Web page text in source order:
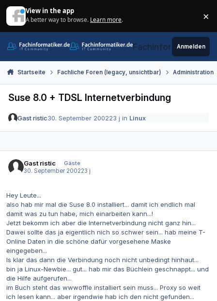
View in the app
A better way to browse. Learn more. ×
Fachinformatiker.de
Anmelden
Startseite Fachliche Foren (legacy, unsichtbar) Administration
Suse 8.0 + TDSL Internetverbindung
Gast ristic30. September 200223 j in Linux
Gast ristic
Gäste
30. September 200223 j
Hey Leute...
also hab mir mal die Suse 8.0 installiert... damit ich endlich mal
damit was zu tun habe, mich einarbeiten kann...!
Jetzt bekomm ich aber die Internetverbindung nicht ganz hin...
Dawei sollte das ja eigentlich nich so schwer sein... hab meine T-
Online Daten in die schöne dafür vorgesehene Maske
eingegeben...
Is klar das dann die Verbindung noch nicht unbedingt hinhaut...
bin ja Linux-Newbie... gut... hab mir das Büchlein geschnappt... und
die Hilfe aufgerufen...
im Buch steht das wwwoffle installiert sein muss... Proxy so weit
ich lesen kann... aber irgendwie hab ich den nicht gefunden...